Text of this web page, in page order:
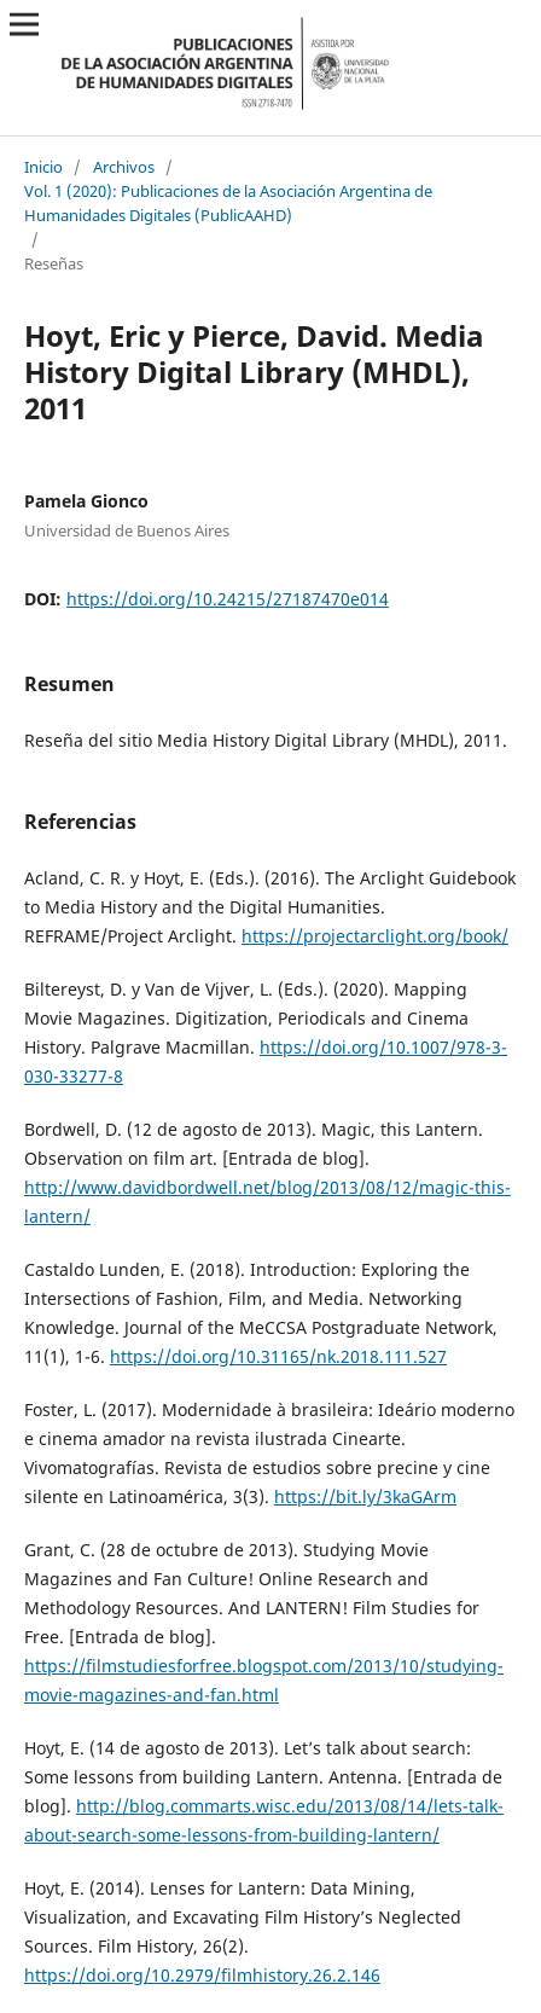
Inicio / Archivos /
Vol. 1 (2020): Publicaciones de la Asociación Argentina de
Humanidades Digitales (PublicAAHD)
/
Reseñas
Hoyt, Eric y Pierce, David. Media
History Digital Library (MHDL),
2011
Pamela Gionco
Universidad de Buenos Aires
DOI: https://doi.org/10.24215/27187470e014
Resumen
Reseña del sitio Media History Digital Library (MHDL), 2011.
Referencias
Acland, C. R. y Hoyt, E. (Eds.). (2016). The Arclight Guidebook
to Media History and the Digital Humanities.
REFRAME/Project Arclight. https://projectarclight.org/book/
Biltereyst, D. y Van de Vijver, L. (Eds.). (2020). Mapping
Movie Magazines. Digitization, Periodicals and Cinema
History. Palgrave Macmillan. https://doi.org/10.1007/978-3-
030-33277-8
Bordwell, D. (12 de agosto de 2013). Magic, this Lantern.
Observation on film art. [Entrada de blog].
http://www.davidbordwell.net/blog/2013/08/12/magic-this-
lantern/
Castaldo Lunden, E. (2018). Introduction: Exploring the
Intersections of Fashion, Film, and Media. Networking
Knowledge. Journal of the MeCCSA Postgraduate Network,
11(1), 1-6. https://doi.org/10.31165/nk.2018.111.527
Foster, L. (2017). Modernidade à brasileira: Ideário moderno
e cinema amador na revista ilustrada Cinearte.
Vivomatografías. Revista de estudios sobre precine y cine
silente en Latinoamérica, 3(3). https://bit.ly/3kaGArm
Grant, C. (28 de octubre de 2013). Studying Movie
Magazines and Fan Culture! Online Research and
Methodology Resources. And LANTERN! Film Studies for
Free. [Entrada de blog].
https://filmstudiesforfree.blogspot.com/2013/10/studying-
movie-magazines-and-fan.html
Hoyt, E. (14 de agosto de 2013). Let’s talk about search:
Some lessons from building Lantern. Antenna. [Entrada de
blog]. http://blog.commarts.wisc.edu/2013/08/14/lets-talk-
about-search-some-lessons-from-building-lantern/
Hoyt, E. (2014). Lenses for Lantern: Data Mining,
Visualization, and Excavating Film History’s Neglected
Sources. Film History, 26(2).
https://doi.org/10.2979/filmhistory.26.2.146